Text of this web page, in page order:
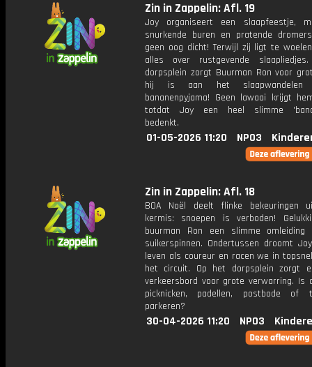
Zin in Zappelin: Afl. 19
Joy organiseert een slaapfeestje,
snurkende buren en pratende
geen oog dicht! Terwijl zij ligt te
alles over rustgevende
dorpsplein zorgt Buurman Ron voor
hij is aan het
bananenpyjama! Geen lawaai krijgt
totdat Joy een heel slimme
bedenkt.
01-05-2026 11:20 NPO3
Zin in Zappelin: Afl. 18
BOA Noël deelt flinke bekeuringen
kermis: snoepen is verboden!
buurman Ron een slimme omleiding
suikerspinnen. Ondertussen droomt
leven als coureur en racen we in
het circuit. Op het dorpsplein zorgt
verkeersbord voor grote verwarring. Is
picknicken, padellen, postbode of
parkeren?
30-04-2026 11:20 NPO3